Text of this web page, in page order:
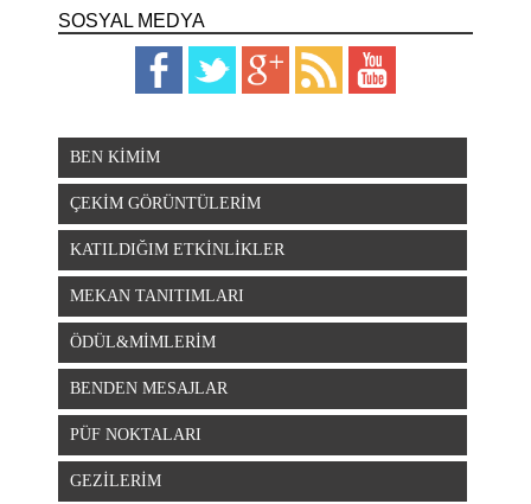
SOSYAL MEDYA
BEN KİMİM
ÇEKİM GÖRÜNTÜLERİM
KATILDIĞIM ETKİNLİKLER
MEKAN TANITIMLARI
ÖDÜL&MİMLERİM
BENDEN MESAJLAR
PÜF NOKTALARI
GEZİLERİM